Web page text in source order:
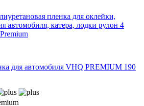
для автомобиля VHQ PREMIUM 190